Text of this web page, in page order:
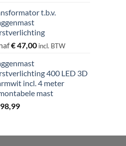
t.b.v.
€47,00 incl. BTW
400 LED 3D
incl. 4 meter
mast